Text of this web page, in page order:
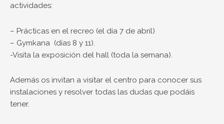
actividades:
– Prácticas en el recreo (el día 7 de abril)
– Gymkana (días 8 y 11).
-Visita la exposición del hall (toda la semana).
Además os invitan a visitar el centro para conocer sus
instalaciones y resolver todas las dudas que podáis
tener.